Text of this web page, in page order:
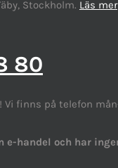
Stockholm. Läs mer
80
Vi finns på telefon
e-handel och har